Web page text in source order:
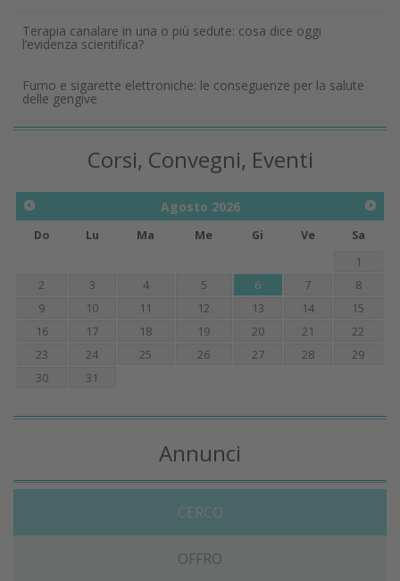
Terapia canalare in una o più sedute: cosa dice oggi
l’evidenza scientifica?
Fumo e sigarette elettroniche: le conseguenze per la salute
delle gengive
Corsi, Convegni, Eventi
Agosto 2026
Do Lu Ma Me Gi Ve
Sa
1
2
3 4 5 6 7
8
9
10 11 12 13 14
15
16
17 18 19 20 21
22
23
24 25 26 27 28
29
30
31
Annunci
CERCO
OFFRO